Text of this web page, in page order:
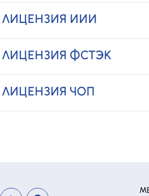
ЛИЦЕНЗИЯ ИИИ
ЛИЦЕНЗИЯ ФСТЭК
ЛИЦЕНЗИЯ ЧОП